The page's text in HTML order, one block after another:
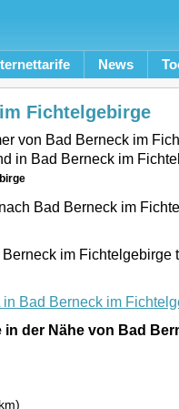
News
Fichtelgebirge
von Bad Berneck im
in Bad Berneck im
Bad Berneck im
im Fichtelgebirge
in Bad Berneck im
der Nähe von Bad